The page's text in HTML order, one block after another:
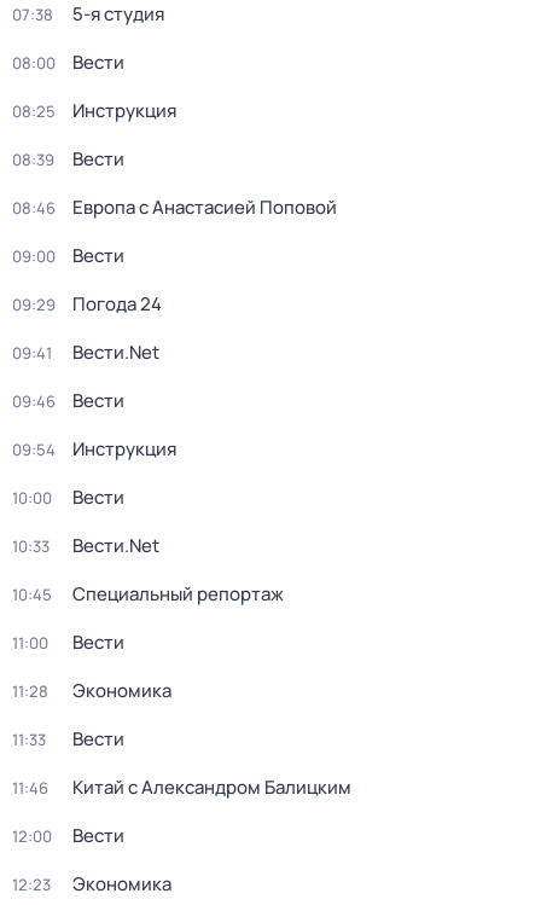
07:38 5-я студия
08:00 Вести
08:25 Инструкция
08:39 Вести
08:46 Европа с Анастасией Поповой
09:00 Вести
09:29 Погода 24
09:41 Вести.Net
09:46 Вести
09:54 Инструкция
10:00 Вести
10:33 Вести.Net
10:45 Специальный репортаж
11:00 Вести
11:28 Экономика
11:33 Вести
11:46 Китай с Александром Балицким
12:00 Вести
12:23 Экономика